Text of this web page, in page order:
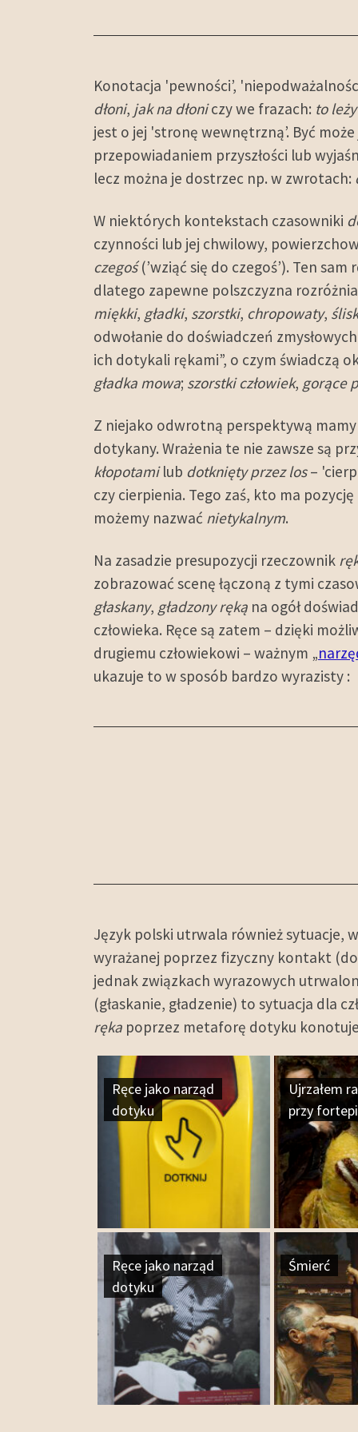
Konotacja 'pewności’,
dłoni, jak na dłoniczy we frazach: to
jest o jej 'stronę wewnętrzną’. Być
przepowiadaniem przyszłości lub
lecz można je dostrzec np. w zwrotach:
W niektórych kontekstach czasowniki
czynności lub jej chwilowy,
czegoś(’wziąć się do czegoś’). Ten
dlatego zapewne polszczyzna
miękki, gładki, szorstki, chropowaty,
odwołanie do doświadczeń
ich dotykali rękami”, o czym świadczą
gładka mowa; szorstki człowiek, gorące
Z niejako odwrotną perspektywą
dotykany. Wrażenia te nie zawsze są
kłopotamilub dotknięty przez los–
czy cierpienia. Tego zaś, kto ma
możemy nazwać nietykalnym.
Na zasadzie presupozycji rzeczownik
zobrazować scenę łączoną z tymi
głaskany, gładzony ręką na ogół
człowieka. Ręce są zatem – dzięki
drugiemu człowiekowi – ważnym „
ukazuje to w sposób bardzo wyrazisty :
Język polski utrwala również sytuacje,
wyrażanej poprzez fizyczny kontakt
jednak związkach wyrazowych
(głaskanie, gładzenie) to sytuacja dla
ręka poprzez metaforę dotyku
Ręce jako narząd
dotyku
Ujrzałem
przy
Ręce jako narząd
dotyku
Śmierć